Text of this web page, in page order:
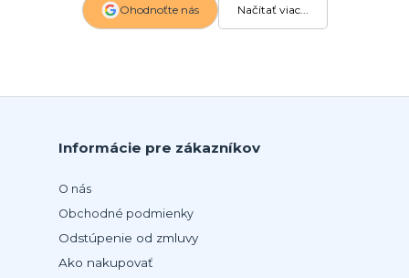
Ohodnoťte nás Načítať viac...
Informácie pre zákazníkov
O nás
Obchodné podmienky
Odstúpenie od zmluvy
Ako nakupovať